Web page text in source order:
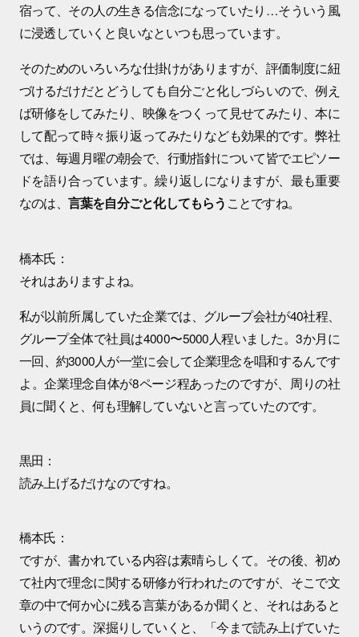
宿って、その人の生きる信念になっていたり…そういう風
に浸透していくと良いなといつも思っています。
そのためのいろいろな仕掛けがありますが、評価制度に紐
づけるだけだとどうしても自分ごと化しづらいので、例え
ば研修をしてみたり、映像をつくって見せてみたり、本に
して配って時々振り返ってみたりなども効果的です。弊社
では、毎週月曜の朝会で、行動指針について皆でエピソー
ドを語り合っています。繰り返しになりますが、最も重要
なのは、 言葉を自分ごと化してもらう ことですね。
橋本氏：
それはありますよね。
私が以前所属していた企業では、グループ会社が40社程、
グループ全体で社員は4000〜5000人程いました。3か月に
一回、約3000人が一堂に会して企業理念を唱和するんです
よ。企業理念自体が8ページ程あったのですが、周りの社
員に聞くと、何も理解していないと言っていたのです。
黒田：
読み上げるだけなのですね。
橋本氏：
ですが、書かれている内容は素晴らしくて。その後、初め
て社内で理念に関する研修が行われたのですが、そこで文
章の中で何か心に残る言葉があるか聞くと、それはあると
いうのです。深掘りしていくと、「今まで読み上げていた